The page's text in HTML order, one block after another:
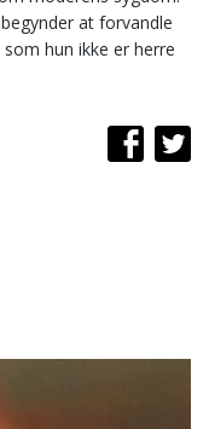
at forvandle
hun ikke er herre